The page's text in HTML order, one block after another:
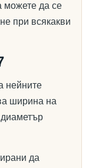
можете да се
при всякакви
нейните
ширина на
да